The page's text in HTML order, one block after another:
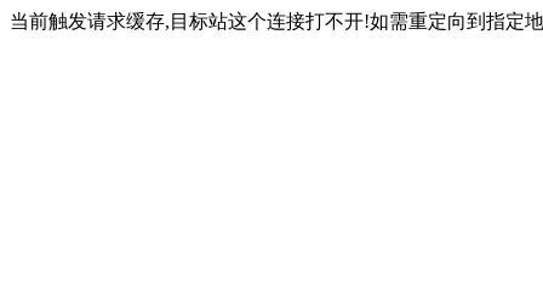
当前触发请求缓存,目标站这个连接打不开!如需重定向到指定